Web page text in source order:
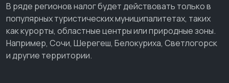
В ряде регионов налог будет действовать только в
популярных туристических муниципалитетах, таких
как курорты, областные центры или природные зоны.
Например, Сочи, Шерегеш, Белокуриха, Светлогорск
и другие территории.